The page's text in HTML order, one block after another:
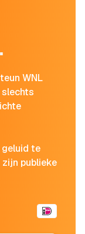
WNL
geluid te
publieke